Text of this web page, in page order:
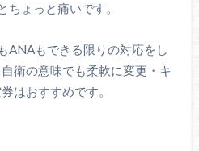
ょっと痛いです。
ANAもできる限りの対応をし
衛の意味でも柔軟に変更・キ
はおすすめです。